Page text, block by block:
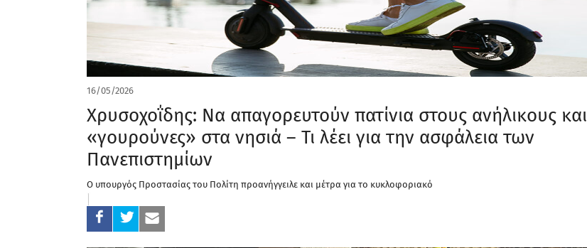
16/05/2026
Χρυσοχοΐδης: Να απαγορευτούν πατίνια στους ανήλικους και
«γουρούνες» στα νησιά – Τι λέει για την ασφάλεια των
Πανεπιστημίων
Ο υπουργός Προστασίας του Πολίτη προανήγγειλε και μέτρα για το κυκλοφοριακό